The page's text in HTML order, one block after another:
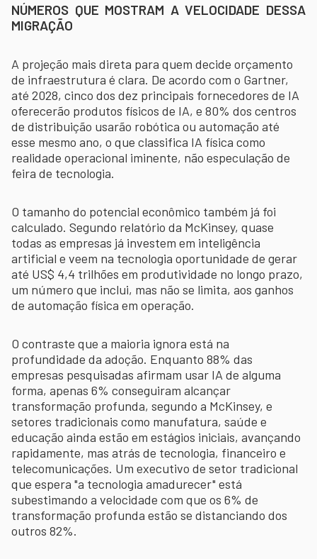
NÚMEROS QUE MOSTRAM A VELOCIDADE DESSA
MIGRAÇÃO
A projeção mais direta para quem decide orçamento
de infraestrutura é clara. De acordo com o Gartner,
até 2028, cinco dos dez principais fornecedores de IA
oferecerão produtos físicos de IA, e 80% dos centros
de distribuição usarão robótica ou automação até
esse mesmo ano, o que classifica IA física como
realidade operacional iminente, não especulação de
feira de tecnologia.
O tamanho do potencial econômico também já foi
calculado. Segundo relatório da McKinsey, quase
todas as empresas já investem em inteligência
artificial e veem na tecnologia oportunidade de gerar
até US$ 4,4 trilhões em produtividade no longo prazo,
um número que inclui, mas não se limita, aos ganhos
de automação física em operação.
O contraste que a maioria ignora está na
profundidade da adoção. Enquanto 88% das
empresas pesquisadas afirmam usar IA de alguma
forma, apenas 6% conseguiram alcançar
transformação profunda, segundo a McKinsey, e
setores tradicionais como manufatura, saúde e
educação ainda estão em estágios iniciais, avançando
rapidamente, mas atrás de tecnologia, financeiro e
telecomunicações. Um executivo de setor tradicional
que espera "a tecnologia amadurecer" está
subestimando a velocidade com que os 6% de
transformação profunda estão se distanciando dos
outros 82%.